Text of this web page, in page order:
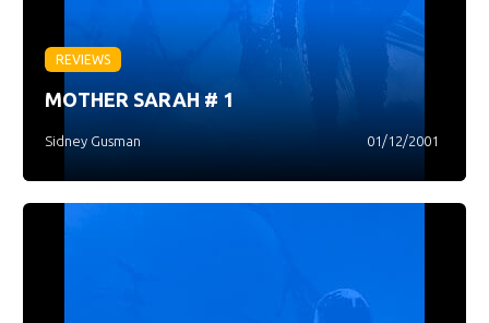
REVIEWS
MOTHER SARAH # 1
Sidney Gusman 01/12/2001